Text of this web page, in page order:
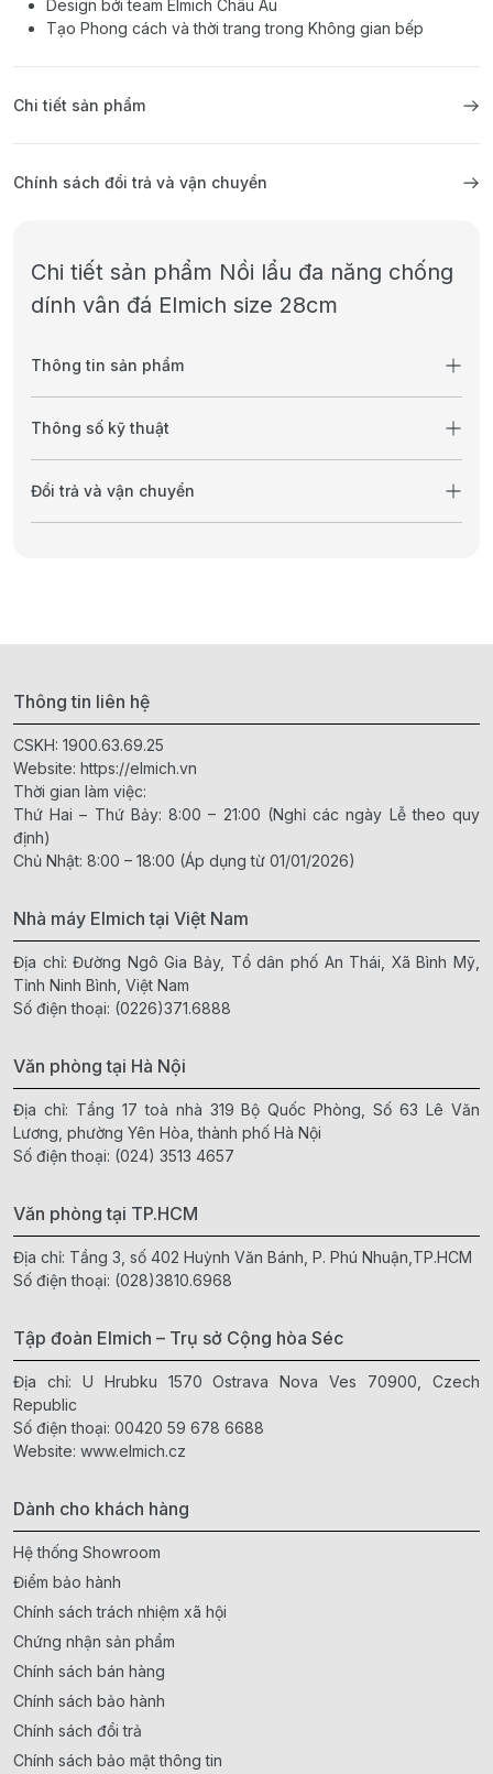
Design bởi team Elmich Châu Âu
Tạo Phong cách và thời trang trong Không gian bếp
Chi tiết sản phẩm
Chính sách đổi trả và vận chuyển
Chi tiết sản phẩm Nồi lẩu đa năng chống
dính vân đá Elmich size 28cm
Thông tin sản phẩm
Thông số kỹ thuật
Đổi trả và vận chuyển
Thông tin liên hệ
CSKH: 1900.63.69.25
Website: https://elmich.vn
Thời gian làm việc:
Thứ Hai – Thứ Bảy: 8:00 – 21:00 (Nghỉ các ngày Lễ theo quy
định)
Chủ Nhật: 8:00 – 18:00 (Áp dụng từ 01/01/2026)
Nhà máy Elmich tại Việt Nam
Địa chỉ: Đường Ngô Gia Bảy, Tổ dân phố An Thái, Xã Bình Mỹ,
Tỉnh Ninh Bình, Việt Nam
Số điện thoại: (0226)371.6888
Văn phòng tại Hà Nội
Địa chỉ: Tầng 17 toà nhà 319 Bộ Quốc Phòng, Số 63 Lê Văn
Lương, phường Yên Hòa, thành phố Hà Nội
Số điện thoại: (024) 3513 4657
Văn phòng tại TP.HCM
Địa chỉ: Tầng 3, số 402 Huỳnh Văn Bánh, P. Phú Nhuận,TP.HCM
Số điện thoại: (028)3810.6968
Tập đoàn Elmich – Trụ sở Cộng hòa Séc
Địa chỉ: U Hrubku 1570 Ostrava Nova Ves 70900, Czech
Republic
Số điện thoại: 00420 59 678 6688
Website: www.elmich.cz
Dành cho khách hàng
Hệ thống Showroom
Điểm bảo hành
Chính sách trách nhiệm xã hội
Chứng nhận sản phẩm
Chính sách bán hàng
Chính sách bảo hành
Chính sách đổi trả
Chính sách bảo mật thông tin